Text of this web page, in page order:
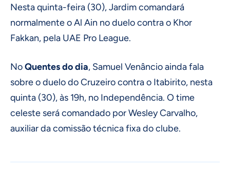
Nesta quinta-feira (30), Jardim comandará
normalmente o Al Ain no duelo contra o Khor
Fakkan, pela UAE Pro League.
NoQuentes do dia, Samuel Venâncio ainda fala
sobre o duelo do Cruzeiro contra o Itabirito, nesta
quinta (30), às 19h, no Independência. O time
celeste será comandado por Wesley Carvalho,
auxiliar da comissão técnica fixa do clube.